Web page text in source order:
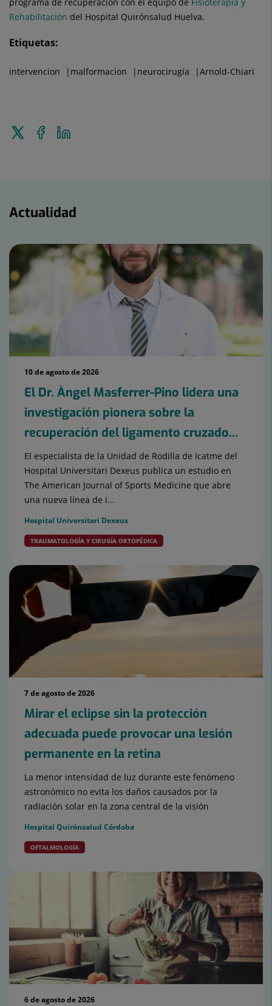
Rehabilitación del Hospital Quirónsalud Huelva.
Etiquetas:
intervencion malformacion neurocirugía Arnold-Chiari
Enviar
Compartir
Actualidad
10 de agosto de 2026
El Dr. Àngel Masferrer-Pino lidera una
investigación pionera sobre la
recuperación del ligamento cruzado...
El especialista de la Unidad de Rodilla de Icatme del
Hospital Universitari Dexeus publica un estudio en
The American Journal of Sports Medicine que abre
una nueva línea de i...
Hospital Universitari Dexeus
TRAUMATOLOGÍA Y CIRUGÍA ORTOPÉDICA
7 de agosto de 2026
Mirar el eclipse sin la protección
adecuada puede provocar una lesión
permanente en la retina
La menor intensidad de luz durante este fenómeno
astronómico no evita los daños causados por la
radiación solar en la zona central de la visión
Hospital Quirónsalud Córdoba
OFTALMOLOGÍA
6 de agosto de 2026